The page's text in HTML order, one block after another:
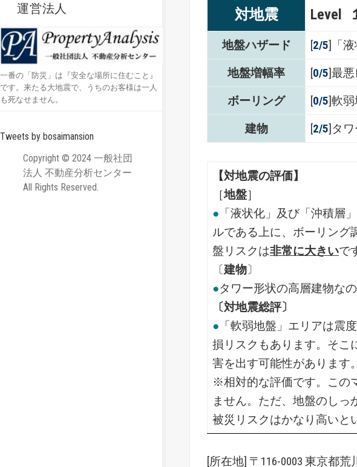
運営法人
一番の「防災」は『安全な場所に住むこと』
です。来たる大地震で、うちのお客様は一人
も死なせません。
Tweets by bosaimansion
Copyright © 2024 一般社団
法人 不動産分析センター
All Rights Reserved.
対地震 Level
地盤ハザード [2/5]「
地盤増幅率
[0/5]最
ボーリング
[0/5]軟
建物
[2/5]タ
【対地震の評価】
［地盤］
● 「液状化」及び「沖積層
ルである上に、ボーリング
盤リスクは非常に大きいで
〔建物〕
●タワー形状の高層建物な
〔対地震総評〕
● 「軟弱地盤」エリアは震
損リスクもあります。そこ
害を出す可能性があります。
※相対的な評価です。この
ません。ただ、地盤のし
被災リスクはかなり高いと
[所在地] 〒116-0003 東京都